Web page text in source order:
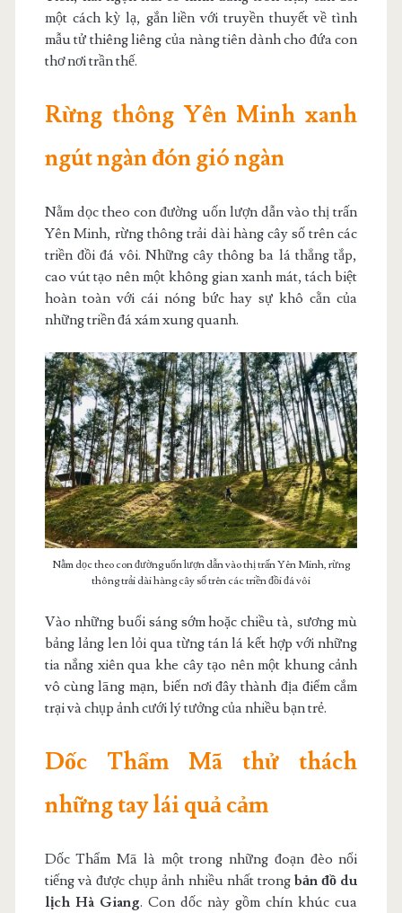
một cách kỳ lạ, gắn liền với truyền thuyết về tình
mẫu tử thiêng liêng của nàng tiên dành cho đứa con
thơ nơi trần thế.
Rừng thông Yên Minh xanh
ngút ngàn đón gió ngàn
Nằm dọc theo con đường uốn lượn dẫn vào thị trấn
Yên Minh, rừng thông trải dài hàng cây số trên các
triền đồi đá vôi. Những cây thông ba lá thẳng tắp,
cao vút tạo nên một không gian xanh mát, tách biệt
hoàn toàn với cái nóng bức hay sự khô cằn của
những triền đá xám xung quanh.
Nằm dọc theo con đường uốn lượn dẫn vào thị trấn Yên Minh, rừng
thông trải dài hàng cây số trên các triền đồi đá vôi
Vào những buổi sáng sớm hoặc chiều tà, sương mù
bảng lảng len lỏi qua từng tán lá kết hợp với những
tia nắng xiên qua khe cây tạo nên một khung cảnh
vô cùng lãng mạn, biến nơi đây thành địa điểm cắm
trại và chụp ảnh cưới lý tưởng của nhiều bạn trẻ.
Dốc Thẩm Mã thử thách
những tay lái quả cảm
Dốc Thẩm Mã là một trong những đoạn đèo nổi
tiếng và được chụp ảnh nhiều nhất trong bản đồ du
lịch Hà Giang. Con dốc này gồm chín khúc cua